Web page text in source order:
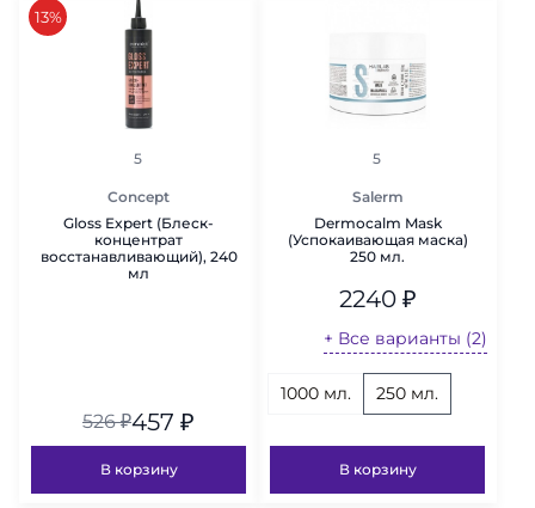
скидка
13%
рейтинг
5
Concept
Gloss Expert (Блеск-
концентрат
восстанавливающий), 240
мл
526₽457 ₽
В корзину
рейтинг
5
Salerm
Dermocalm Mask
(Успокаивающая маска)
250 мл.
2240₽
+ Все варианты (2)
1000 мл. 250 мл.
В корзину